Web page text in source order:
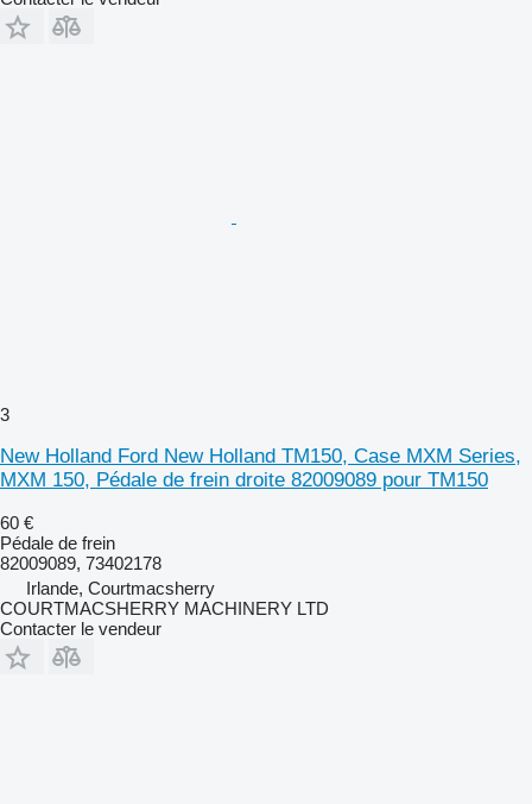
3
New Holland Ford New Holland TM150, Case MXM Series,
MXM 150, Pédale de frein droite 82009089 pour TM150
60 €
Pédale de frein
82009089, 73402178
Irlande, Courtmacsherry
COURTMACSHERRY MACHINERY LTD
Contacter le vendeur